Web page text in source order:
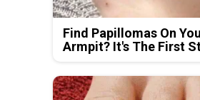
Find Papillomas On
Armpit? It's The First